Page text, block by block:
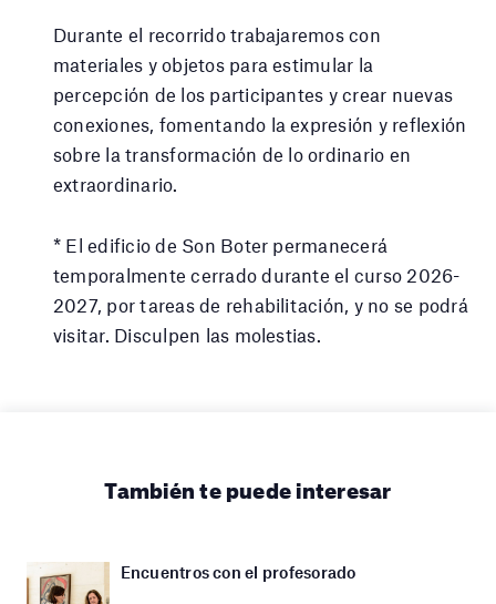
Durante el recorrido trabajaremos con
materiales y objetos para estimular la
percepción de los participantes y crear nuevas
conexiones, fomentando la expresión y reflexión
sobre la transformación de lo ordinario en
extraordinario.
* El edificio de Son Boter permanecerá
temporalmente cerrado durante el curso 2026-
2027, por tareas de rehabilitación, y no se podrá
visitar. Disculpen las molestias.
También te puede interesar
Encuentros con el profesorado